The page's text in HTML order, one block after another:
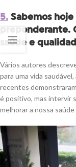
5. Sabemos
preponderante.
saúde e
Vários autores
para uma vida
recentes
é positivo, mas intervir
melhorar a nossa